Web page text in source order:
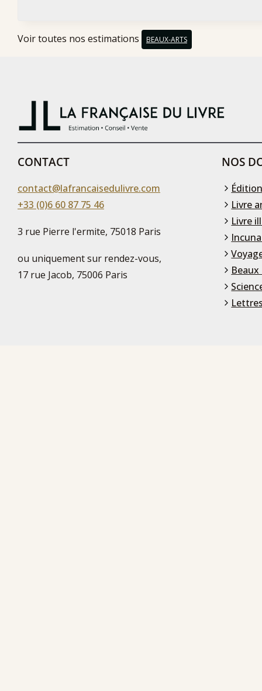
Voir toutes nos estimations BEAUX-ARTS
CONTACT
contact@lafrancaisedulivre.com
+33 (0)6 60 87 75 46
3 rue Pierre l'ermite, 75018 Paris
ou uniquement sur rendez-vous,
17 rue Jacob, 75006 Paris
NOS
Livre
Livre